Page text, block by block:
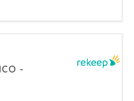
6 ore settimanali
giorni lavorativi a
a domenica).
di operare in
di continu
-